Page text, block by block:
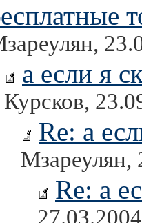
а если я
Курсков,
Re: а
Мзареулян,
Re: а